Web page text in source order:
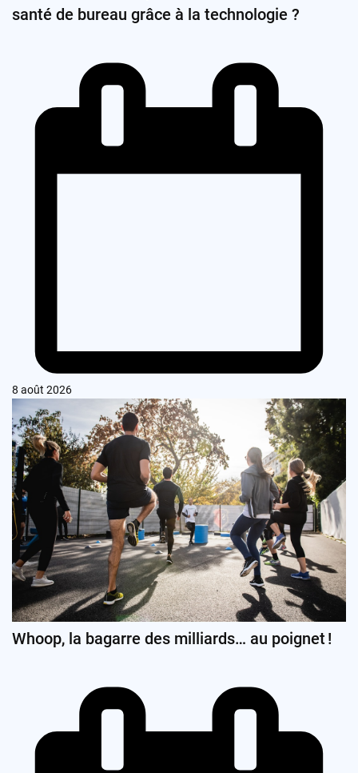
santé de bureau grâce à la technologie ?
8 août 2026
Whoop, la bagarre des milliards… au poignet !